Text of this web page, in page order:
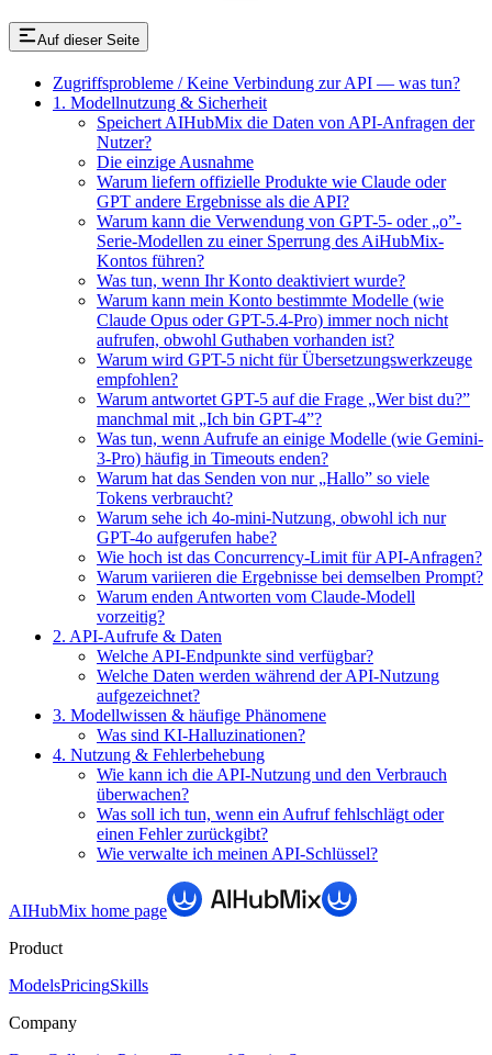
Auf dieser Seite
Zugriffsprobleme / Keine Verbindung zur API — was tun?
1. Modellnutzung & Sicherheit
Speichert AIHubMix die Daten von API-Anfragen der
Nutzer?
Die einzige Ausnahme
Warum liefern offizielle Produkte wie Claude oder
GPT andere Ergebnisse als die API?
Warum kann die Verwendung von GPT-5- oder „o”-
Serie-Modellen zu einer Sperrung des AiHubMix-
Kontos führen?
Was tun, wenn Ihr Konto deaktiviert wurde?
Warum kann mein Konto bestimmte Modelle (wie
Claude Opus oder GPT-5.4-Pro) immer noch nicht
aufrufen, obwohl Guthaben vorhanden ist?
Warum wird GPT-5 nicht für Übersetzungswerkzeuge
empfohlen?
Warum antwortet GPT-5 auf die Frage „Wer bist du?”
manchmal mit „Ich bin GPT-4”?
Was tun, wenn Aufrufe an einige Modelle (wie Gemini-
3-Pro) häufig in Timeouts enden?
Warum hat das Senden von nur „Hallo” so viele
Tokens verbraucht?
Warum sehe ich 4o-mini-Nutzung, obwohl ich nur
GPT-4o aufgerufen habe?
Wie hoch ist das Concurrency-Limit für API-Anfragen?
Warum variieren die Ergebnisse bei demselben Prompt?
Warum enden Antworten vom Claude-Modell
vorzeitig?
2. API-Aufrufe & Daten
Welche API-Endpunkte sind verfügbar?
Welche Daten werden während der API-Nutzung
aufgezeichnet?
3. Modellwissen & häufige Phänomene
Was sind KI-Halluzinationen?
4. Nutzung & Fehlerbehebung
Wie kann ich die API-Nutzung und den Verbrauch
überwachen?
Was soll ich tun, wenn ein Aufruf fehlschlägt oder
einen Fehler zurückgibt?
Wie verwalte ich meinen API-Schlüssel?
AIHubMix home page
Product
ModelsPricingSkills
Company